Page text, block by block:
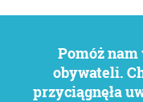
Pomóż nam wzmocnić uczestnictwo
obywateli.
przyciągnęła